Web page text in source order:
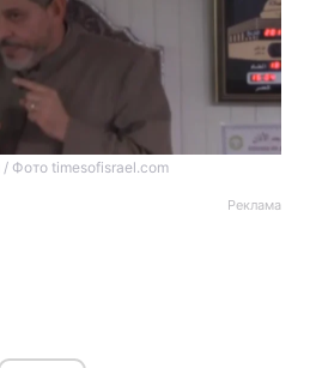
/ Фото timesofisrael.com
Реклама